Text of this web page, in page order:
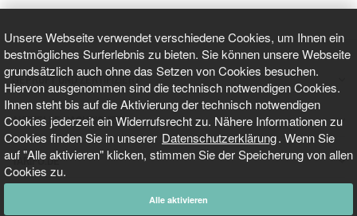
Unsere Webseite verwendet verschiedene Cookies, um Ihnen ein
bestmögliches Surferlebnis zu bieten. Sie können unsere Webseite
grundsätzlich auch ohne das Setzen von Cookies besuchen.
Hiervon ausgenommen sind die technisch notwendigen Cookies.
Ihnen steht bis auf die Aktivierung der technisch notwendigen
Cookies jederzeit ein Widerrufsrecht zu. Nähere Informationen zu
Cookies finden Sie in unserer Datenschutzerklärung. Wenn Sie
auf "Alle aktivieren" klicken, stimmen Sie der Speicherung von allen
Cookies zu.
Alle aktivieren
GEPRÜFT UND ZERTIFIZIERT
AKTUELLE NACHRICHTEN
TARIFO.DE